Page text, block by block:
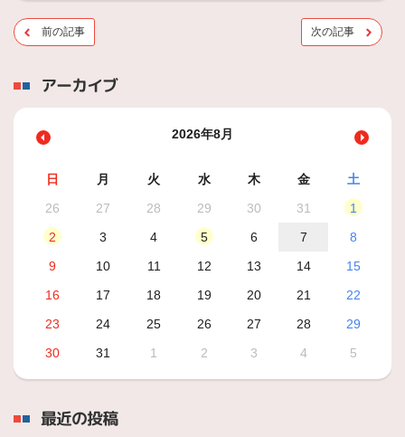
前の記事 次の記事
アーカイブ
2026年8月
日 月 火 水 木 金
土
26
27 28 29 30 31
1
2
3 4 5 6 7
8
9
10 11 12 13 14
15
16
17 18 19 20 21
22
23
24 25 26 27 28
29
30
31 1 2 3 4 5
最近の投稿